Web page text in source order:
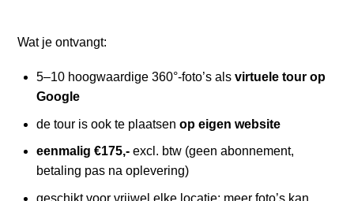
t
Wat je ontvangt:
5–10 hoogwaardige 360°-foto’s alsvirtuele tour op
Google
de tour is ook te plaatsenop eigen website
eenmalig €175,- excl. btw (geen abonnement,
betaling pas na oplevering)
geschikt voor vrijwel elke locatie; meer foto’s kan